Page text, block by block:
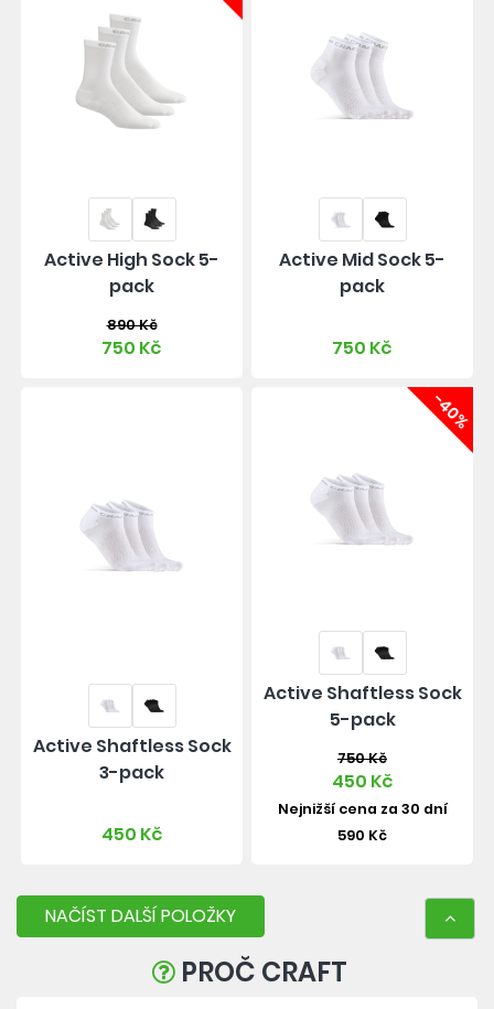
Active High Sock 5-
pack
890 Kč
750 Kč
Active Mid Sock 5-
pack
750 Kč
Active Shaftless Sock
3-pack
450 Kč
-40%
Active Shaftless Sock
5-pack
750 Kč
450 Kč
Nejnižší cena za 30 dní
590 Kč
NAČÍST DALŠÍ POLOŽKY
PROČ CRAFT